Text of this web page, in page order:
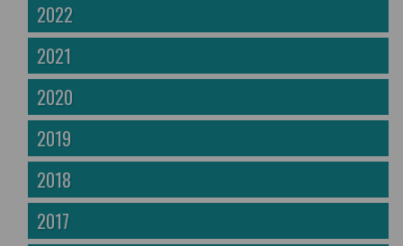
2022
2021
2020
2019
2018
2017